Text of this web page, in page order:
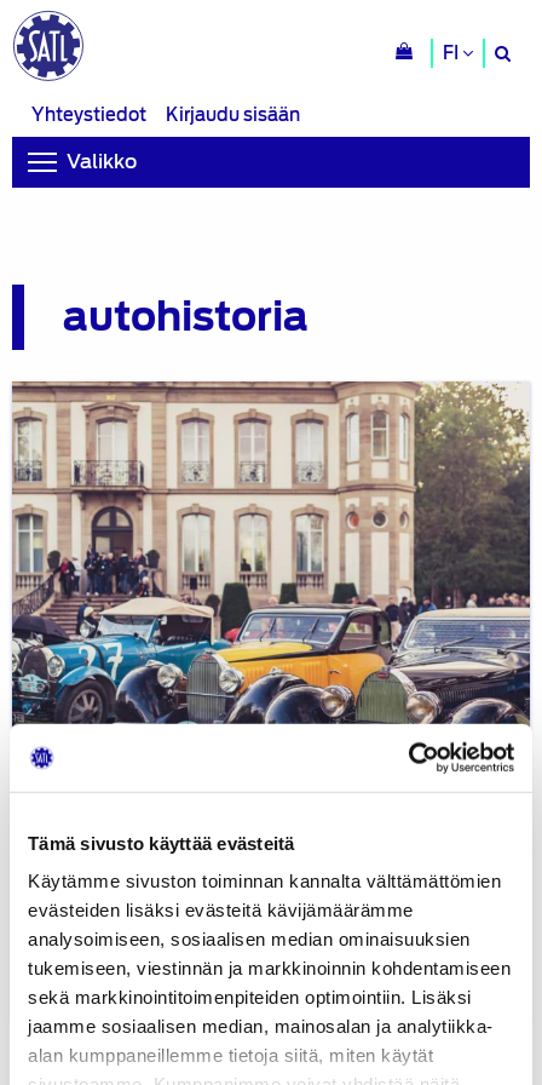
Tämä sivusto käyttää evästeitä
Käytämme sivuston toiminnan kannalta välttämättömien
evästeiden lisäksi evästeitä kävijämäärämme
analysoimiseen, sosiaalisen median ominaisuuksien
tukemiseen, viestinnän ja markkinoinnin kohdentamiseen
sekä markkinointitoimenpiteiden optimointiin. Lisäksi
jaamme sosiaalisen median, mainosalan ja analytiikka-
alan kumppaneillemme tietoja siitä, miten käytät
FI
Yhteystiedot
Kirjaudu sisään
Valikko
autohistoria
Bugattin tarina
31.10.2022 AUTOHISTORIA AUTOTEKNIIKKA JUHA KIISKINEN
Bugattin
tarina